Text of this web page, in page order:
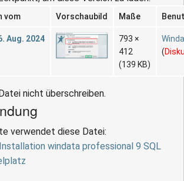
vom Vorschaubild Maße
Aug. 2024
793 ×
412
(139 KB)
(
nicht überschreiben.
verwendet diese Datei:
windata professional 9 SQL